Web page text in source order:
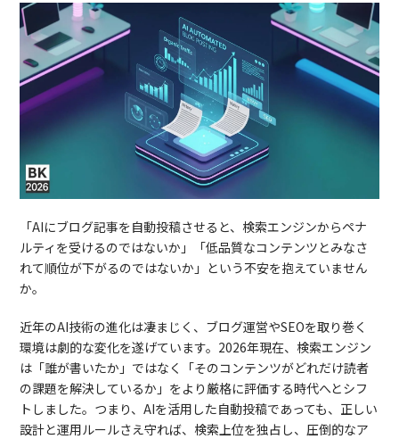
「AIにブログ記事を自動投稿させると、検索エンジンからペナ
ルティを受けるのではないか」「低品質なコンテンツとみなさ
れて順位が下がるのではないか」という不安を抱えていません
か。
近年のAI技術の進化は凄まじく、ブログ運営やSEOを取り巻く
環境は劇的な変化を遂げています。2026年現在、検索エンジン
は「誰が書いたか」ではなく「そのコンテンツがどれだけ読者
の課題を解決しているか」をより厳格に評価する時代へとシフ
トしました。つまり、AIを活用した自動投稿であっても、正しい
設計と運用ルールさえ守れば、検索上位を独占し、圧倒的なア